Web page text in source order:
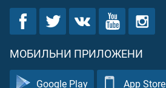
МОБИЛЬНИ ПРИЛОЖЕНИ
Google Play App Store